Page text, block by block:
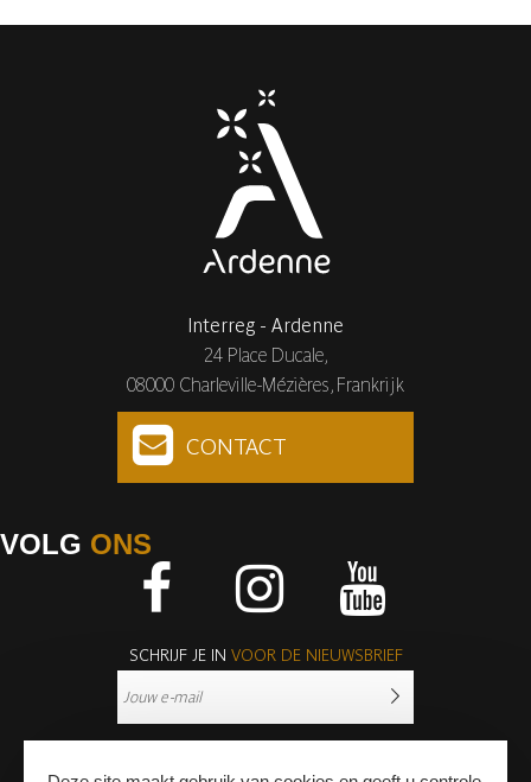
Interreg - Ardenne
24 Place Ducale,
08000 Charleville-Mézières, Frankrijk
CONTACT
VOLG ONS
SCHRIJF JE IN VOOR DE NIEUWSBRIEF